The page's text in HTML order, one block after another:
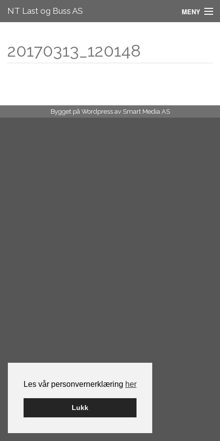
Les vår personvernerklæring her
Lukk
NT Last og Buss AS MENY
Partnere
Kjøretøy levert av oss
20170313_120148
Bygget på Wordpress av Smart Media AS